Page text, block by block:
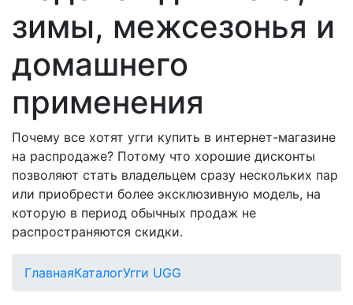
зимы, межсезонья и
домашнего
применения
Почему все хотят угги купить в интернет-магазине
на распродаже? Потому что хорошие дисконты
позволяют стать владельцем сразу нескольких пар
или приобрести более эксклюзивную модель, на
которую в период обычных продаж не
распространяются скидки.
ГлавнаяКаталогУгги UGG